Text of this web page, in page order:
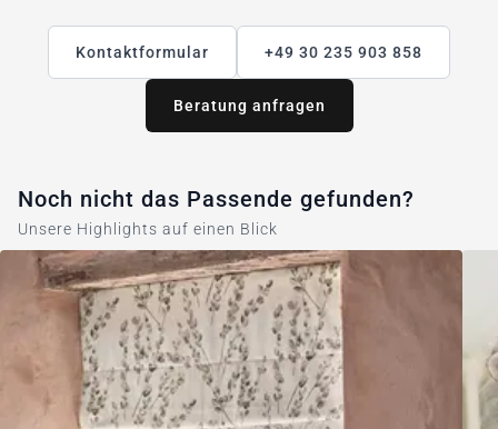
Kontaktformular +49 30 235 903 858
Beratung anfragen
Noch nicht das Passende gefunden?
Unsere Highlights auf einen Blick